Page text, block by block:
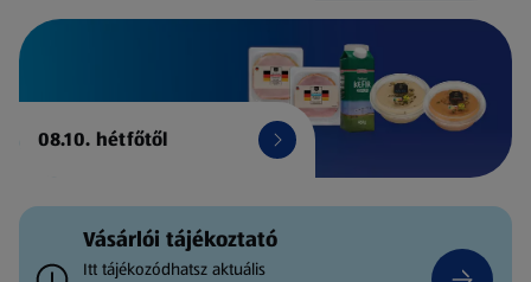
08.10. hétfőtől
Vásárlói tájékoztató
Itt tájékozódhatsz aktuális